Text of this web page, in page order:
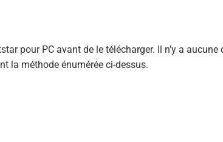
pour PC avant de le télécharger. Il n’y a aucune
la méthode énumérée ci-dessus.